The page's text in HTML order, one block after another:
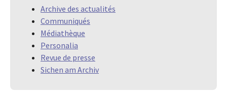
Archive des actualités
Communiqués
Médiathèque
Personalia
Revue de presse
Sichen am Archiv